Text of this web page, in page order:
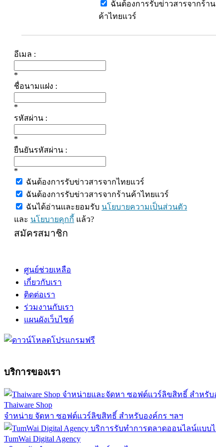
ฉันต้องการรับข่าวสารจากร้าน
ค้าไทยแวร์
อีเมล :
*
ชื่อนามแฝง :
*
รหัสผ่าน :
*
ยืนยันรหัสผ่าน :
*
ฉันต้องการรับข่าวสารจากไทยแวร์
ฉันต้องการรับข่าวสารจากร้านค้าไทยแวร์
ฉันได้อ่านและยอมรับ นโยบายความเป็นส่วนตัว
และ นโยบายคุกกี้ แล้ว?
สมัครสมาชิก
ศูนย์ช่วยเหลือ
เกี่ยวกับเรา
ติดต่อเรา
ร่วมงานกับเรา
แผนผังเว็บไซต์
บริการของเรา
Thaiware Shop
จำหน่าย จัดหา ซอฟต์แวร์ลิขสิทธิ์ สำหรับองค์กร ฯลฯ
TumWai Digital Agency